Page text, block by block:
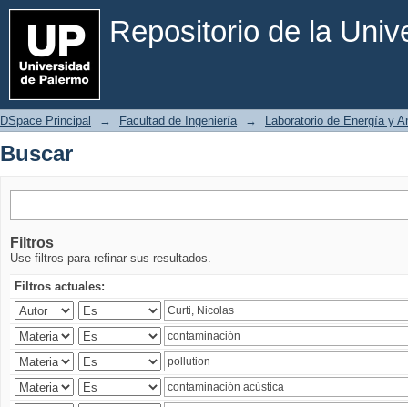
Repositorio de la
Buscar
DSpace Principal → Facultad de Ingeniería → Laboratorio de Energía y
Buscar
Filtros
Use filtros para refinar sus resultados.
Filtros actuales: